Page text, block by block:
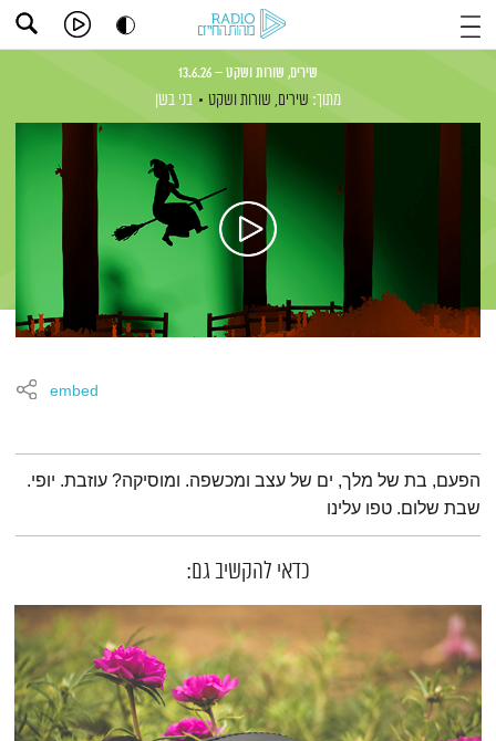
שירים, שורות ושקט – 13.6.26
מתוך: שירים, שורות ושקט בני בשן
embed
תמצית הפודקאסט
הפעם, בת של מלך, ים של עצב ומכשפה. ומוסיקה? עוזבת. יופי.
שבת שלום. טפו עלינו
כדאי להקשיב גם: